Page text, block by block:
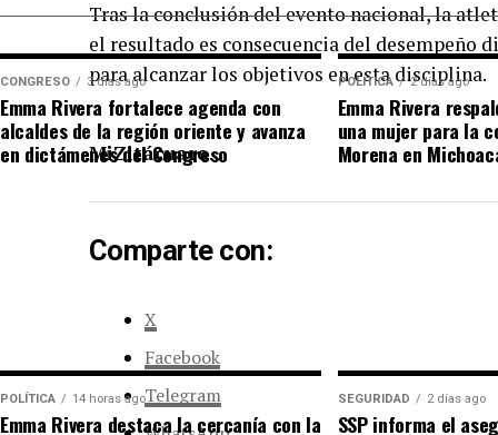
Tras la conclusión del evento nacional, la
el resultado es consecuencia del
para alcanzar los objetivos en esta disciplina.
MiZitácuaro.
Comparte con:
X
Facebook
Telegram
CONGRESO 3 días ago
Emma Rivera fortalece agenda con
alcaldes de la región oriente y avanza
en dictámenes del Congreso
POLÍTICA 2 días ago
Emma Rivera
una mujer para la
Morena en
POLÍTICA 14 horas ago
Emma Rivera destaca la cercanía con la
SEGURIDAD 2 días ago
SSP informa el